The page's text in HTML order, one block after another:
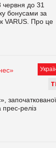
червня до 31
бонусами за
VARUS. Про це
Т
започаткованої
реліз